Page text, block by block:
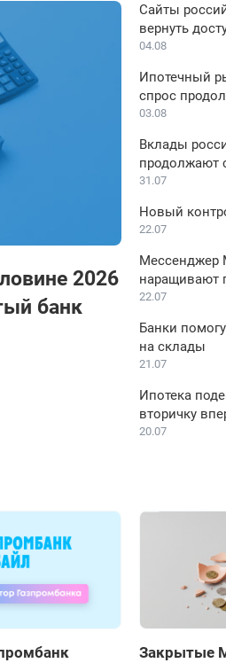
2026
банк
Сайты
вернуть
04.08
Ипотечный
спрос
03.08
Вклады
продолжают
31.07
Новый
22.07
Мессенджер
наращивают
22.07
Банки
на склады
21.07
Ипотека
вторичку
20.07
Закрытые